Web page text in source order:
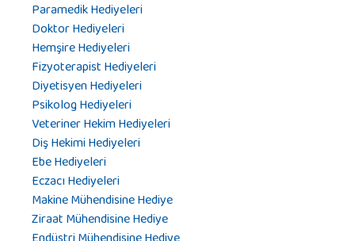
Paramedik Hediyeleri
Doktor Hediyeleri
Hemşire Hediyeleri
Fizyoterapist Hediyeleri
Diyetisyen Hediyeleri
Psikolog Hediyeleri
Veteriner Hekim Hediyeleri
Diş Hekimi Hediyeleri
Ebe Hediyeleri
Eczacı Hediyeleri
Makine Mühendisine Hediye
Ziraat Mühendisine Hediye